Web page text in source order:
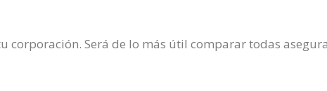
corporación. Será de lo más útil comparar todas